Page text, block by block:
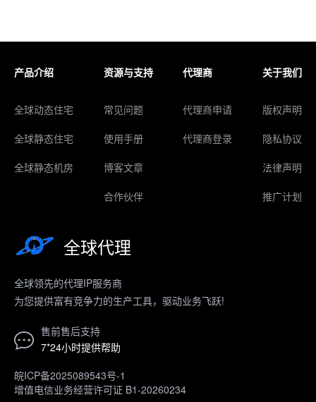
产品介绍
全球动态住宅
全球静态住宅
全球静态机房
资源与支持
常见问题
使用手册
博客文章
合作伙伴
代理商
代理商申请
代理商登录
关于我们
版权声明
隐私协议
法律声明
推广计划
全球代理
全球领先的代理IP服务商
为您提供富有竞争力的生产工具，驱动业务飞跃!
售前售后支持
7*24小时提供帮助
皖ICP备2025089543号-1
增值电信业务经营许可证 B1-20260234